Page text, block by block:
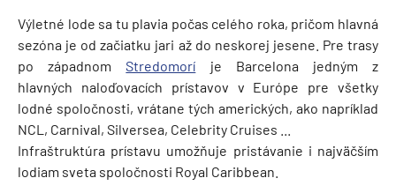
Výletné lode sa tu plavia počas celého roka, pričom hlavná
sezóna je od začiatku jari až do neskorej jesene. Pre trasy
po západnomStredomorí je Barcelona jedným z
hlavných naloďovacích prístavov v Európe pre všetky
lodné spoločnosti, vrátane tých amerických, ako napríklad
NCL, Carnival, Silversea, Celebrity Cruises ...
Infraštruktúra prístavu umožňuje pristávanie i najväčším
lodiam sveta spoločnosti Royal Caribbean.